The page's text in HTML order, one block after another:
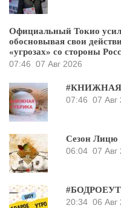
Официальный Токио
обосновывая свои
«угрозах» со стороны
07:46 07 Авг 2026
07:46 07 Авг
Сезон Лицю
06:04 07 Авг
20:34 06 Авг